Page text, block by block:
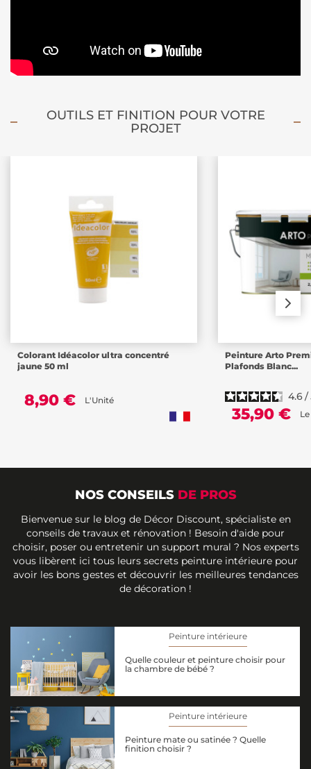
OUTILS ET FINITION POUR VOTRE
PROJET
Colorant Idéacolor ultra concentré
jaune 50 ml
8,90 € L'Unité
Peinture Arto
Plafonds Blanc...
4.6/
35,90 €
NOS CONSEILS DE PROS
Bienvenue sur le blog de Décor Discount, spécialiste en
conseils de travaux et rénovation ! Besoin d'aide pour
choisir, poser ou entretenir un support mural ? Nos experts
vous libèrent ici tous leurs secrets peinture intérieure pour
avoir les bons gestes et découvrir les meilleures tendances
de décoration !
Peinture intérieure
Quelle couleur et peinture choisir pour
la chambre de bébé ?
Peinture intérieure
Peinture mate ou satinée ? Quelle
finition choisir ?